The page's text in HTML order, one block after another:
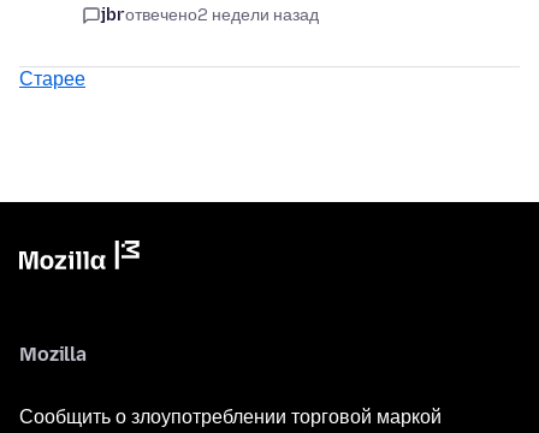
jbrотвечено2 недели назад
Старее
Mozilla
Сообщить о злоупотреблении торговой маркой